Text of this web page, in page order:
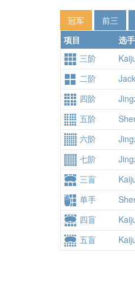
冠军 前三
项目
选手
三阶
二阶
四阶
五阶
六阶
七阶
三盲
单手
四盲
五盲